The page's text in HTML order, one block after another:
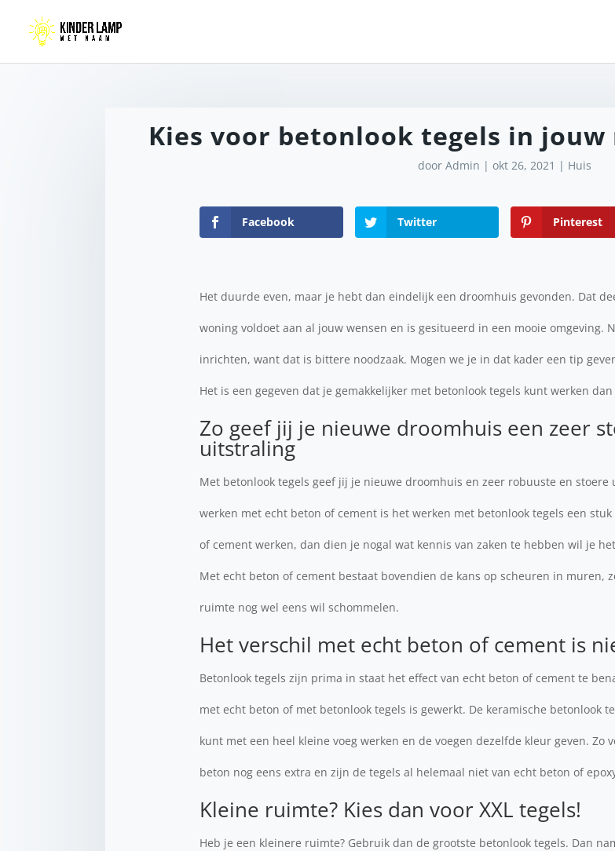
Kies voor betonlook tegels in
door Admin | okt 26, 2021 | Huis
Facebook Twitter Pinterest
Het duurde even, maar je hebt dan eindelijk een droomhuis gevonden. Dat
woning voldoet aan al jouw wensen en is gesitueerd in een mooie omgeving.
inrichten, want dat is bittere noodzaak. Mogen we je in dat kader een tip
Het is een gegeven dat je gemakkelijker met betonlook tegels kunt werken
Zo geef jij je nieuwe droomhuis een zeer
uitstraling
Met betonlook tegels geef jij je nieuwe droomhuis en zeer robuuste en
werken met echt beton of cement is het werken met betonlook tegels een
of cement werken, dan dien je nogal wat kennis van zaken te hebben wil je
Met echt beton of cement bestaat bovendien de kans op scheuren in muren,
ruimte nog wel eens wil schommelen.
Het verschil met echt beton of cement is
Betonlook tegels zijn prima in staat het effect van echt beton of cement te
met echt beton of met betonlook tegels is gewerkt. De keramische betonlook
kunt met een heel kleine voeg werken en de voegen dezelfde kleur geven. Zo
beton nog eens extra en zijn de tegels al helemaal niet van echt beton of
Kleine ruimte? Kies dan voor XXL tegels!
Heb je een kleinere ruimte? Gebruik dan de grootste betonlook tegels. Dan